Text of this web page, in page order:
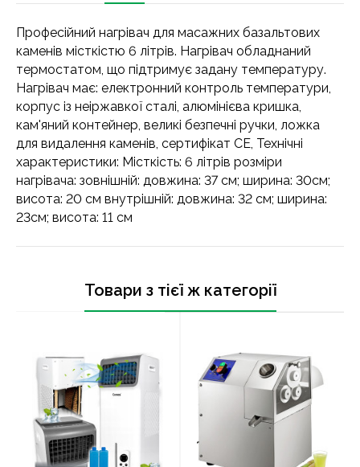
Професійний нагрівач для масажних базальтових
каменів місткістю 6 літрів. Нагрівач обладнаний
термостатом, що підтримує задану температуру.
Нагрівач має: електронний контроль температури,
корпус із неіржавкої сталі, алюмінієва кришка,
кам'яний контейнер, великі безпечні ручки, ложка
для видалення каменів, сертифікат СЕ, Технічні
характеристики: Місткість: 6 літрів розміри
нагрівача: зовнішній: довжина: 37 см; ширина: 30см;
висота: 20 см внутрішній: довжина: 32 см; ширина:
23см; висота: 11 см
Товари з тієї ж категорії